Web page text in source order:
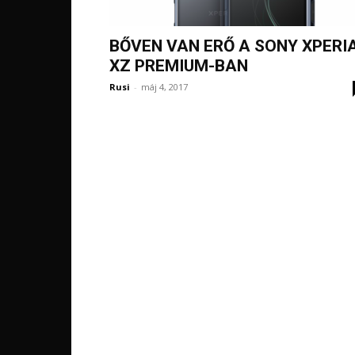
BŐVEN VAN ERŐ A SONY
XZ PREMIUM-BAN
Rusi - máj 4, 2017